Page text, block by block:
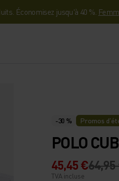
Économisez jusqu'à 40 %.
-30 % Promos
POLO
45,45 €64,95
TVA incluse